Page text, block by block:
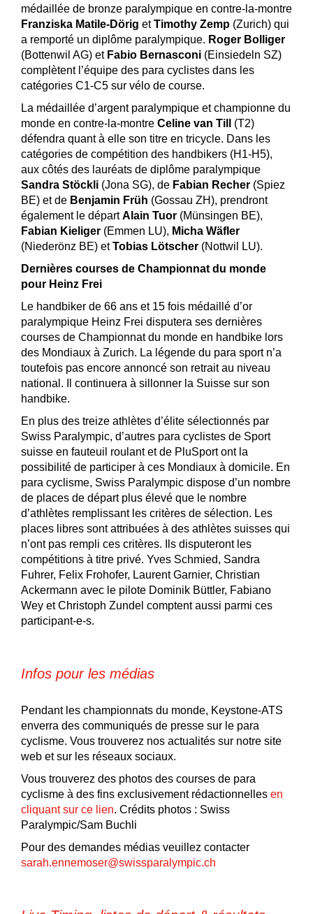
médaillée de bronze paralympique en contre-la-montre
Franziska Matile-Dörig etTimothy Zemp (Zurich) qui
a remporté un diplôme paralympique. Roger Bolliger
(Bottenwil AG) et Fabio Bernasconi (Einsiedeln SZ)
complètent l’équipe des para cyclistes dans les
catégories C1-C5 sur vélo de course.
La médaillée d’argent paralympique et championne du
monde en contre-la-montre Celine van Till
(T2)
défendra quant à elle son titre en tricycle. Dans les
catégories de compétition des handbikers (H1-H5),
aux côtés des lauréats de diplôme paralympique
Sandra Stöckli (Jona SG), de Fabian Recher (Spiez
BE) et de Benjamin Früh (Gossau ZH), prendront
également le départAlain Tuor (Münsingen BE),
Fabian Kieliger (Emmen LU), Micha Wäfler
(Niederönz BE) etTobias Lötscher (Nottwil LU).
Dernières courses de Championnat du monde
pour Heinz Frei
Le handbiker de 66 ans et 15 fois médaillé d’or
paralympique Heinz Frei disputera ses dernières
courses de Championnat du monde en handbike lors
des Mondiaux à Zurich. La légende du para sport n’a
toutefois pas encore annoncé son retrait au niveau
national. Il continuera à sillonner la Suisse sur son
handbike.
En plus des treize athlètes d’élite sélectionnés par
Swiss Paralympic, d’autres para cyclistes de Sport
suisse en fauteuil roulant et de PluSport ont la
possibilité de participer à ces Mondiaux à domicile. En
para cyclisme, Swiss Paralympic dispose d’un nombre
de places de départ plus élevé que le nombre
d’athlètes remplissant les critères de sélection. Les
places libres sont attribuées à des athlètes suisses qui
n’ont pas rempli ces critères. Ils disputeront les
compétitions à titre privé. Yves Schmied, Sandra
Fuhrer, Felix Frohofer, Laurent Garnier, Christian
Ackermann avec le pilote Dominik Büttler, Fabiano
Wey et Christoph Zundel comptent aussi parmi ces
participant-e-s.
Infos pour les médias
Pendant les championnats du monde, Keystone-ATS
enverra des communiqués de presse sur le para
cyclisme. Vous trouverez nos actualités sur notre site
web et sur les réseaux sociaux.
Vous trouverez des photos des courses de para
cyclisme à des fins exclusivement rédactionnelles en
cliquant sur ce lien. Crédits photos : Swiss
Paralympic/Sam Buchli
Pour des demandes médias veuillez contacter
sarah.ennemoser@swissparalympic.ch